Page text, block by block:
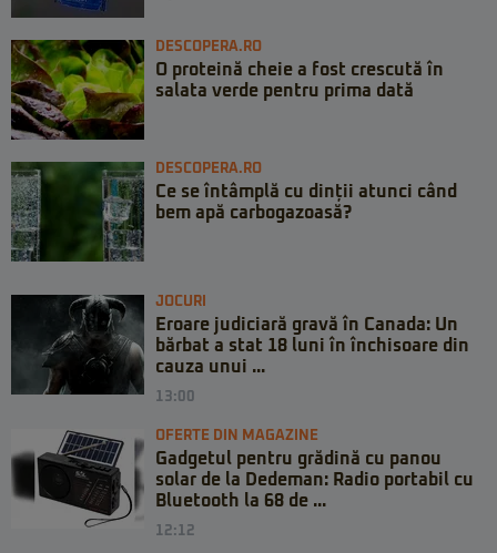
DESCOPERA.RO
O proteină cheie a fost crescută în
salata verde pentru prima dată
DESCOPERA.RO
Ce se întâmplă cu dinții atunci când
bem apă carbogazoasă?
JOCURI
Eroare judiciară gravă în Canada: Un
bărbat a stat 18 luni în închisoare din
cauza unui ...
13:00
OFERTE DIN MAGAZINE
Gadgetul pentru grădină cu panou
solar de la Dedeman: Radio portabil cu
Bluetooth la 68 de ...
12:12